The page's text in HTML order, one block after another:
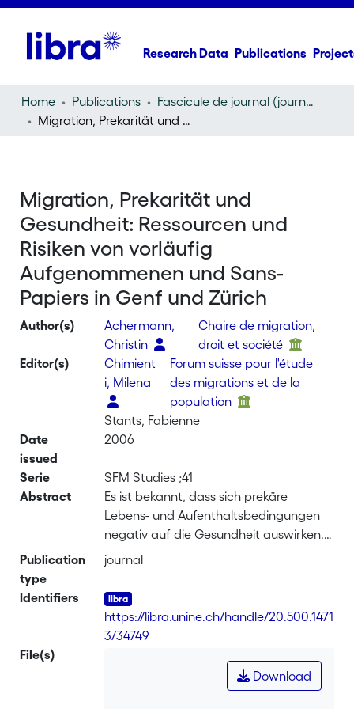
Research Data Publications
Home Publications
Fascicule de journal (journal)
Migration, Prekarität und Gesundheit: Ressourcen und Risiken von vorläufig Aufgenommenen und Sans-Papiers in Genf und Zürich
Migration, Prekarität und
Gesundheit: Ressourcen und
Risiken von vorläufig
Aufgenommenen und Sans-
Papiers in Genf und Zürich
Author(s)
Achermann,
Christin
Chaire de migration,
droit et société
Editor(s)
Chimient
i, Milena
Forum suisse pour l'étude
des migrations et de la
population
Stants, Fabienne
Date
issued
2006
Serie
SFM Studies ;41
Abstract
Es ist bekannt, dass sich prekäre
Lebens- und Aufenthaltsbedingungen
negativ auf die Gesundheit auswirken.
Diese durch das BAG finanzierte Studie
in prekären Aufenthaltssituationen mit
ihren unsicheren Lebensumständen
umgehen. Welche individuellen und
die damit verbundenen Risiken zu
bewältigen? Und wie wirkt sich dies auf
Publication
type
journal
Identifiers
https://libra.unine.ch/handle/20.500.1471
3/34749
File(s)
Download